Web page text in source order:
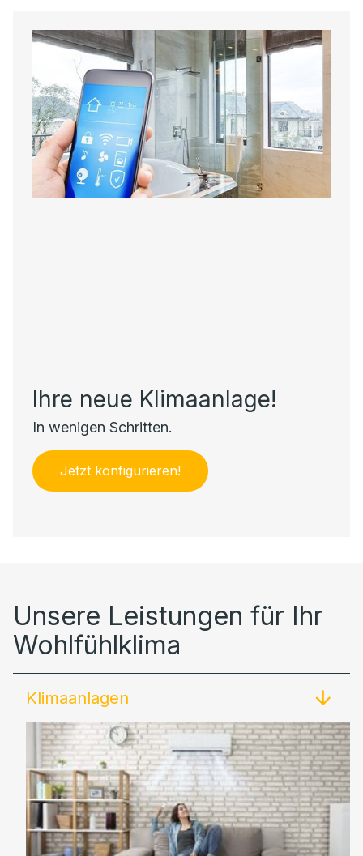
Ihre neue Klimaanlage!
In wenigen Schritten.
Jetzt konfigurieren!
Unsere Leistungen für Ihr
Wohlfühlklima
Klimaanlagen